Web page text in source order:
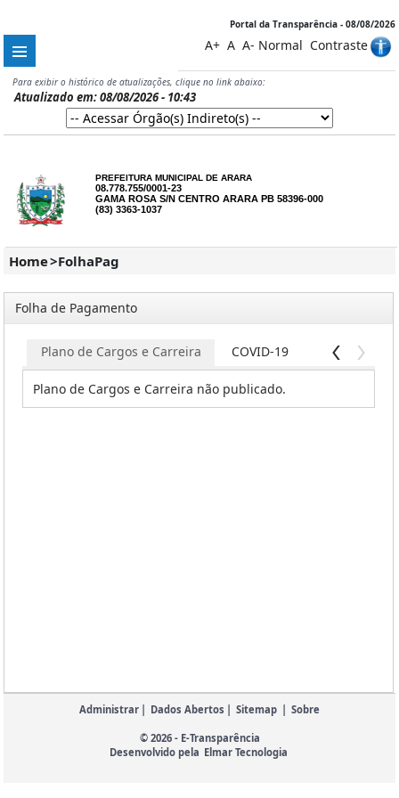
Portal da Transparência - 08/08/2026
A+ A A- Normal Contraste
Para exibir o histórico de atualizações, clique no link abaixo:
Atualizado em: 08/08/2026 - 10:43
PREFEITURA MUNICIPAL DE ARARA
08.778.755/0001-23
GAMA ROSA S/N CENTRO ARARA PB 58396-000
(83) 3363-1037
Home>FolhaPag
Folha de Pagamento
Plano de Cargos e Carreira COVID-19
Plano de Cargos e Carreira não publicado.
Administrar Dados Abertos Sitemap Sobre
© 2026 - E-Transparência
Desenvolvido pela Elmar Tecnologia